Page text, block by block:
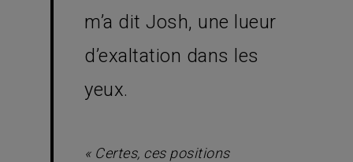
m’a dit Josh, une lueur
d’exaltation dans les
yeux.
« Certes, ces positions